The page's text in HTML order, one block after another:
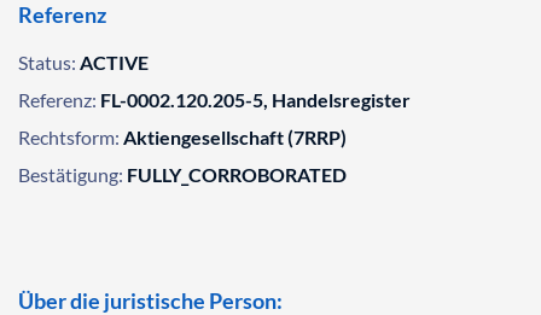
Referenz
Status: ACTIVE
Referenz: FL-0002.120.205-5, Handelsregister
Rechtsform: Aktiengesellschaft (7RRP)
Bestätigung: FULLY_CORROBORATED
Über die juristische Person: